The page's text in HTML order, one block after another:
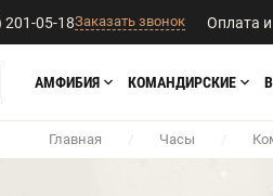
201-05-18Заказать звонок Оплата
АМФИБИЯ КОМАНДИРСКИЕ
Главная / Часы /